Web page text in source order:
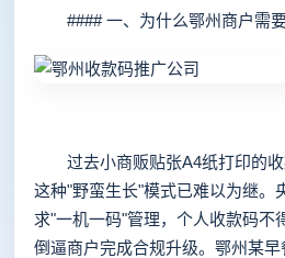
#### 一、为什么鄂州商户需要
过去小商贩贴张A4纸打印的收
这种"野蛮生长"模式已难以为继。
求"一机一码"管理，个人收款码不
倒逼商户完成合规升级。鄂州某